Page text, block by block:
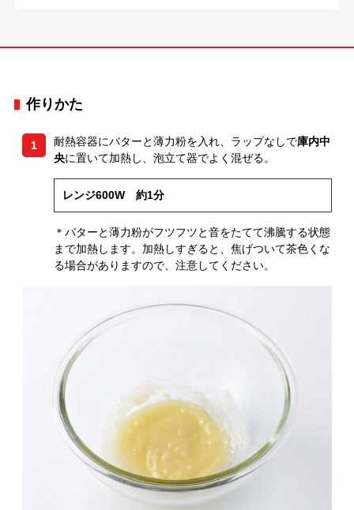
作りかた
1 耐熱容器にバターと薄力粉を入れ、ラップなしで庫内中
央に置いて加熱し、泡立て器でよく混ぜる。
レンジ600W 約1分
＊バターと薄力粉がフツフツと音をたてて沸騰する状態
まで加熱します。加熱しすぎると、焦げついて茶色くな
る場合がありますので、注意してください。